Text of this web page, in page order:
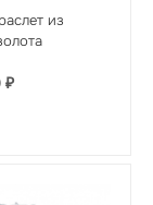
из
₽